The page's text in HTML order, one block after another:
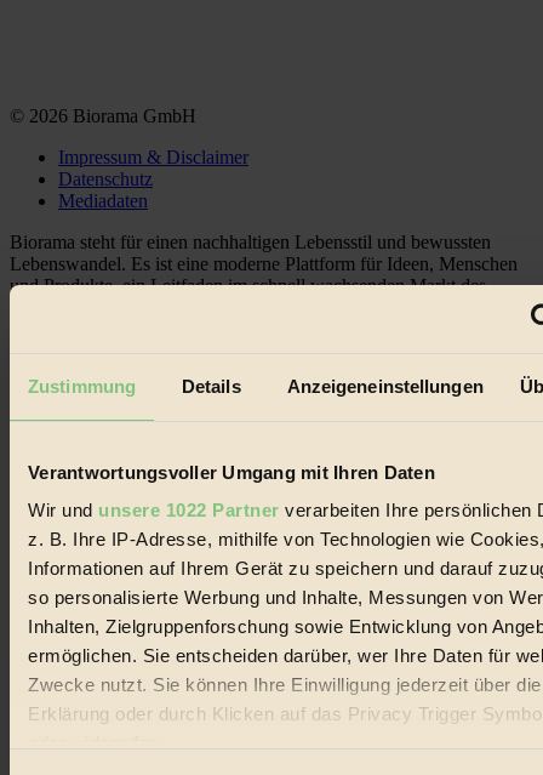
Zustimmung Details Anzeigeneinstellungen
Verantwortungsvoller Umgang mit Ihren Daten
Wir und unsere 1022 Partner verarbeiten Ihre persönlichen
z. B. Ihre IP-Adresse, mithilfe von Technologien wie
Informationen auf Ihrem Gerät zu speichern und darauf
so personalisierte Werbung und Inhalte, Messungen von
Inhalten, Zielgruppenforschung sowie Entwicklung von
ermöglichen. Sie entscheiden darüber, wer Ihre Daten für
Zwecke nutzt. Sie können Ihre Einwilligung jederzeit über
Erklärung oder durch Klicken auf das Privacy Trigger
© 2026 Biorama GmbH
Impressum & Disclaimer
Datenschutz
Mediadaten
Biorama steht für einen nachhaltigen Lebensstil und bewussten
Lebenswandel. Es ist eine moderne Plattform für Ideen, Menschen
und Produkte, ein Leitfaden im schnell wachsenden Markt des
22.601 Fans auf Facebook
Nachhaltigkeit
Vegan